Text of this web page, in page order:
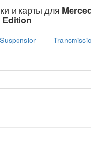
и карты для
Edition
Suspension